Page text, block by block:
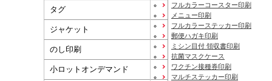
タグ
ジャケット
のし印刷
小ロットオンデマンド
フルカラーコースター印刷
メニュー印刷
フルカラーステッカー印刷
郵便ハガキ印刷
ミシン目付 領収書印刷
抗菌マスクケース
ワクチン接種券印刷
マルチステッカー印刷